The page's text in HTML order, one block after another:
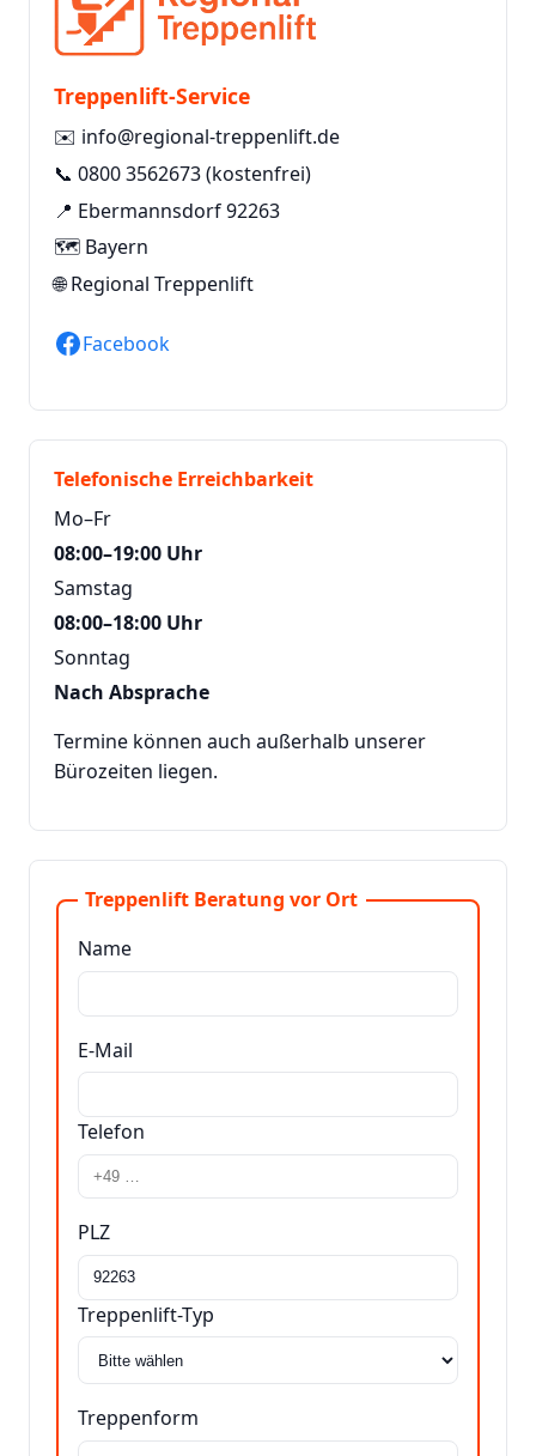
Treppenlift-Service
✉️ info@regional-treppenlift.de
📞 0800 3562673(kostenfrei)
📍 Ebermannsdorf 92263
🗺️ Bayern
🌐Regional Treppenlift
Facebook
Telefonische Erreichbarkeit
Mo–Fr
08:00–19:00 Uhr
Samstag
08:00–18:00 Uhr
Sonntag
Nach Absprache
Termine können auch außerhalb unserer
Bürozeiten liegen.
Treppenlift Beratung vor Ort
Name
E-Mail
Telefon
PLZ
Treppenlift-Typ
Treppenform